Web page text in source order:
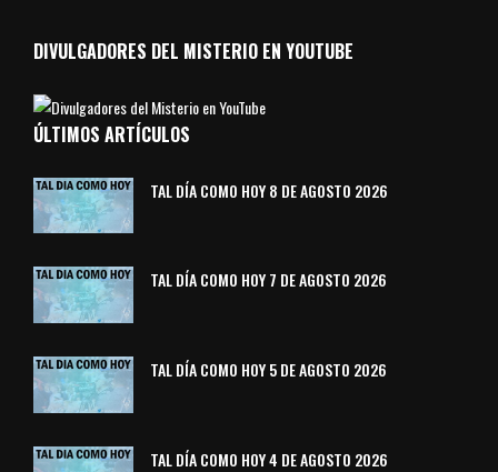
DIVULGADORES DEL MISTERIO EN YOUTUBE
ÚLTIMOS ARTÍCULOS
TAL DÍA COMO HOY 8 DE AGOSTO 2026
TAL DÍA COMO HOY 7 DE AGOSTO 2026
TAL DÍA COMO HOY 5 DE AGOSTO 2026
TAL DÍA COMO HOY 4 DE AGOSTO 2026